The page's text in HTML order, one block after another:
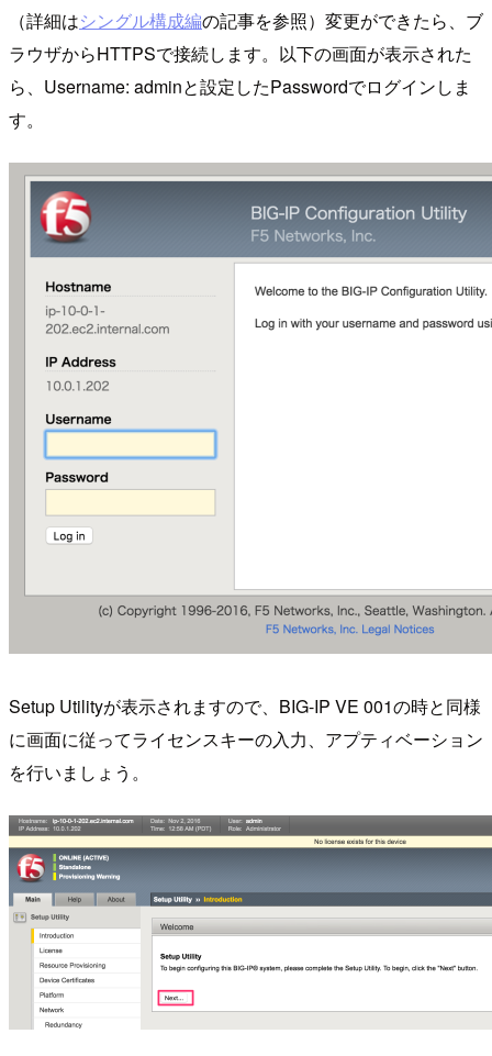
（詳細はシングル構成編の記事を参照）変更ができたら、ブ
ラウザからHTTPSで接続します。以下の画面が表示された
ら、Username: adminと設定したPasswordでログインしま
す。
Setup Utilityが表示されますので、BIG-IP VE 001の時と同様
に画面に従ってライセンスキーの入力、アプティベーション
を行いましょう。